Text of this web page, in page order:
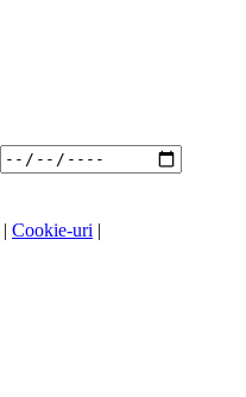
| Cookie-uri |